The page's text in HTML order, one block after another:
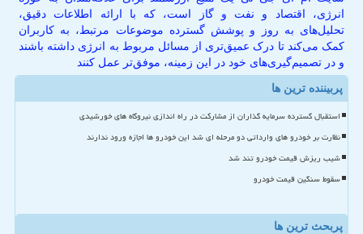
انرژی، اقتصاد و نفت و گاز است، که با ارائه اطلاعات دقیق،
تحلیل‌های به روز و پوشش گسترده موضوعات مرتبط، به کاربران
کمک می‌کند تا درک عمیق‌تری از مسائل مربوط به انرژی داشته باشند
و در تصمیم‌گیری‌های خود در این زمینه، موفق‌تر عمل کنند
پربیننده ترین ها
استقبال گسترده سرمایه گذاران از مشارکت در راه اندازی نیروگاه های خورشیدی
نظارت بر خودرو های وارداتی دو مرحله ای شد این خودرو ها اجازه ورود ندارند
شیب ریزش قیمت خودرو تند شد
سقوط سنگین قیمت خودرو
پربحث ترین ها